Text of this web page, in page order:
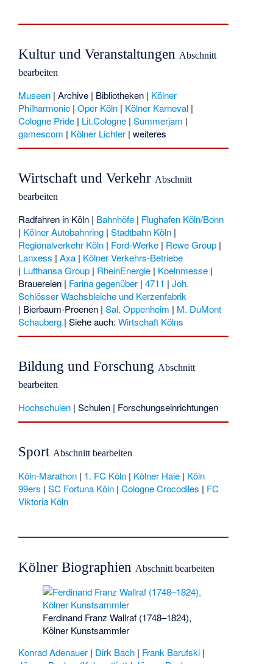
Kultur und VeranstaltungenAbschnitt
bearbeiten
Museen |Archive | Bibliotheken | Kölner
Philharmonie |Oper Köln | Kölner Karneval |
Cologne Pride | Lit.Cologne |Summerjam |
gamescom | Kölner Lichter |weiteres
Wirtschaft und VerkehrAbschnitt
bearbeiten
Radfahren in Köln | Bahnhöfe | Flughafen Köln/Bonn
| Kölner Autobahnring |Stadtbahn Köln |
Regionalverkehr Köln | Ford-Werke | Rewe Group |
Lanxess |Axa | Kölner Verkehrs-Betriebe
| Lufthansa Group | RheinEnergie | Koelnmesse |
Brauereien | Farina gegenüber |4711 |Joh.
Schlösser Wachsbleiche und Kerzenfabrik
| Bierbaum-Proenen |Sal. Oppenheim | M. DuMont
Schauberg | Siehe auch:Wirtschaft Kölns
Bildung und ForschungAbschnitt
bearbeiten
Hochschulen |Schulen | Forschungseinrichtungen
SportAbschnitt bearbeiten
Köln-Marathon | 1. FC Köln | Kölner Haie | Köln
99ers |SC Fortuna Köln |Cologne Crocodiles | FC
Viktoria Köln
Kölner Biographien Abschnitt bearbeiten
Ferdinand Franz Wallraf (1748–1824),
Kölner Kunstsammler
Konrad Adenauer | Dirk Bach | Frank Barufski |